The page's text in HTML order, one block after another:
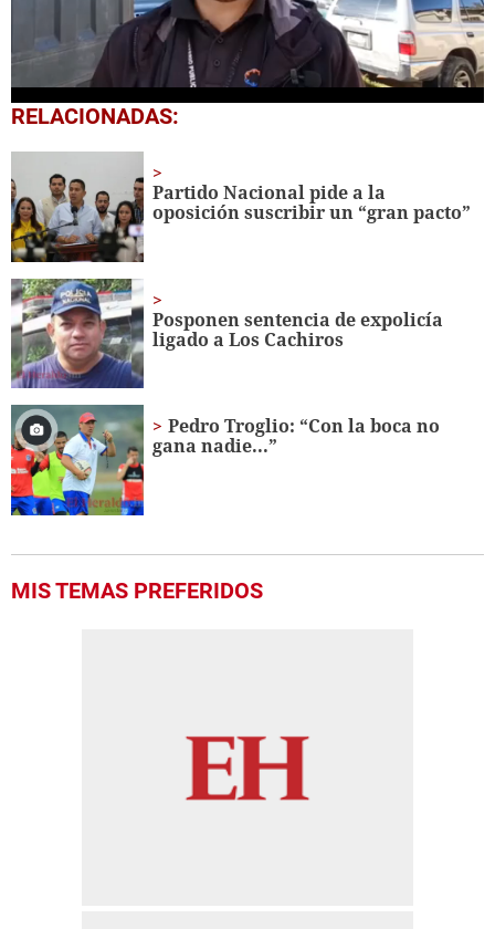
0
seconds
minutes,
56
seconds
RELACIONADAS:
Partido Nacional pide a la
oposición suscribir un “gran pacto”
Posponen sentencia de expolicía
ligado a Los Cachiros
Pedro Troglio: “Con la boca no
gana nadie...”
MIS TEMAS PREFERIDOS